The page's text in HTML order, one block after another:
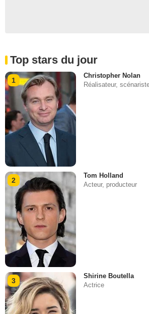
Top stars du jour
1
Christopher Nolan
Réalisateur,
2
Tom Holland
Acteur, producteur
3
Shirine Boutella
Actrice